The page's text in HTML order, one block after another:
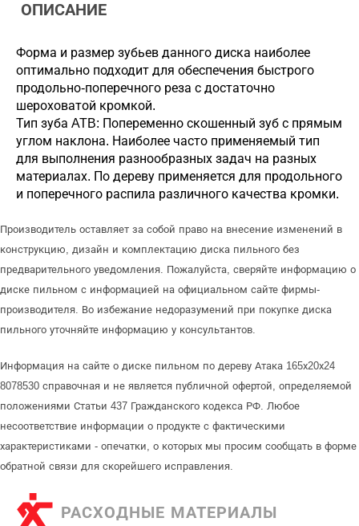
ОПИСАНИЕ
Форма и размер зубьев данного диска наиболее
оптимально подходит для обеспечения быстрого
продольно-поперечного реза с достаточно
шероховатой кромкой.
Тип зуба ATB: Попеременно скошенный зуб с прямым
углом наклона. Наиболее часто применяемый тип
для выполнения разнообразных задач на разных
материалах. По дереву применяется для продольного
и поперечного распила различного качества кромки.
Производитель оставляет за собой право на внесение изменений в
конструкцию, дизайн и комплектацию диска пильного без
предварительного уведомления. Пожалуйста, сверяйте информацию о
диске пильном с информацией на официальном сайте фирмы-
производителя. Во избежание недоразумений при покупке диска
пильного уточняйте информацию у консультантов.
Информация на сайте о диске пильном по дереву Атака 165х20х24
8078530 справочная и не является публичной офертой, определяемой
положениями Статьи 437 Гражданского кодекса РФ. Любое
несоответствие информации о продукте с фактическими
характеристиками - опечатки, о которых мы просим сообщать в форме
обратной связи для скорейшего исправления.
РАСХОДНЫЕ МАТЕРИАЛЫ